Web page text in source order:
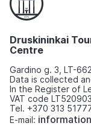
Druskininkai
Centre
Gardino g. 3, LT-
Data is collected
In the Register of
VAT code
Tel. +370 313
E-mail: